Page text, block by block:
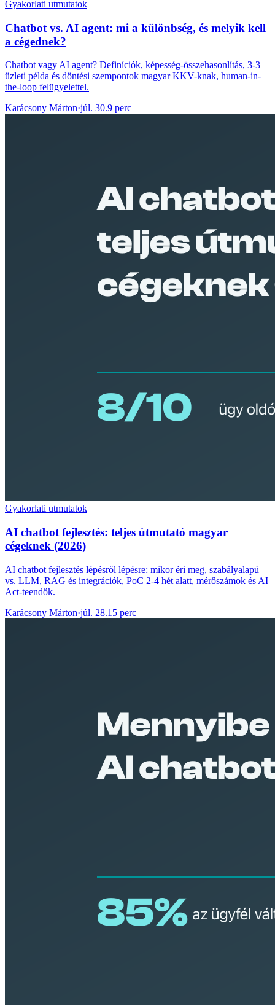
Gyakorlati utmutatok
Chatbot vs. AI agent: mi a különbség, és melyik kell
a cégednek?
Chatbot vagy AI agent? Definíciók, képesség-összehasonlítás, 3-3
üzleti példa és döntési szempontok magyar KKV-knak, human-in-
the-loop felügyelettel.
Karácsony Márton·júl. 30.9 perc
Gyakorlati utmutatok
AI chatbot fejlesztés: teljes útmutató magyar
cégeknek (2026)
AI chatbot fejlesztés lépésről lépésre: mikor éri meg, szabályalapú
vs. LLM, RAG és integrációk, PoC 2-4 hét alatt, mérőszámok és AI
Act-teendők.
Karácsony Márton·júl. 28.15 perc